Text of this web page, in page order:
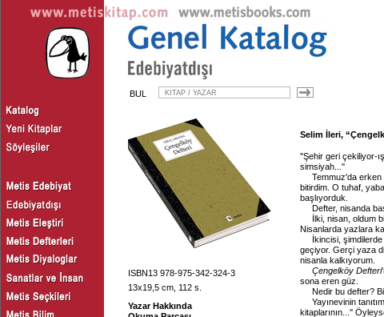
BUL
ISBN13 978-975-342-324-3
13x19,5 cm, 112 s.
Yazar Hakkında
Selim İleri,
''Şehir geri çekiliyor-
simsiyah...''
Temmuz'da erken
bitirdim. O tuhaf,
başlıyorduk.
Defter, nisanda
İlki, nisan, oldum
Nisanlarda yazlara
İkincisi, şimdilerde
geçiyor. Gerçi yaza
nisanla kalkıyorum.
Çengelköy Defteri
sona eren güz.
Nedir bu defter?
Yayınevinin
kitaplarının...''